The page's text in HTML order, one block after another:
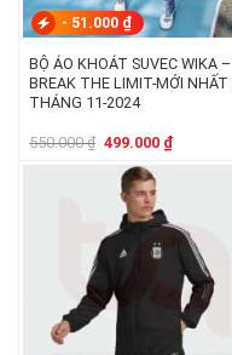
- 51.000 ₫
BỘ ÁO KHOÁT SUVEC WIKA –
BREAK THE LIMIT-MỚI NHẤT
THÁNG 11-2024
550.000₫ Giá
là:
550.000 ₫.
499.000 ₫Giá
hiện